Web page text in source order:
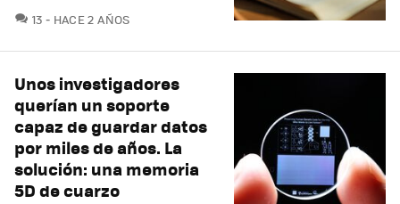
13 COMENTARIOS
HACE 2 AÑOS
Unos investigadores
querían un soporte
capaz de guardar datos
por miles de años. La
solución: una memoria
5D de cuarzo